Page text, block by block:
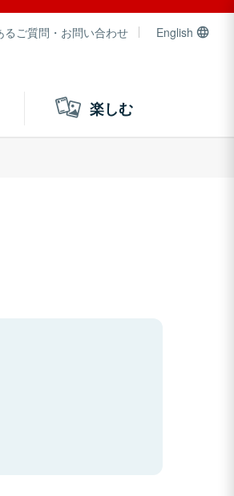
るご質問・お問い合わせ English
楽しむ